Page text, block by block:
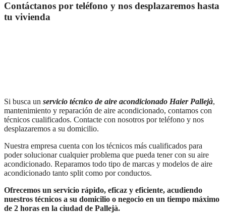
Contáctanos por teléfono y nos desplazaremos hasta
tu vivienda
Si busca un servicio técnico de aire acondicionado Haier Pallejà,
mantenimiento y reparación de aire acondicionado, contamos con
técnicos cualificados. Contacte con nosotros por teléfono y nos
desplazaremos a su domicilio.
Nuestra empresa cuenta con los técnicos más cualificados para
poder solucionar cualquier problema que pueda tener con su aire
acondicionado. Reparamos todo tipo de marcas y modelos de aire
acondicionado tanto split como por conductos.
Ofrecemos un servicio rápido, eficaz y eficiente, acudiendo
nuestros técnicos a su domicilio o negocio en un tiempo máximo
de 2 horas en la ciudad de Pallejà.